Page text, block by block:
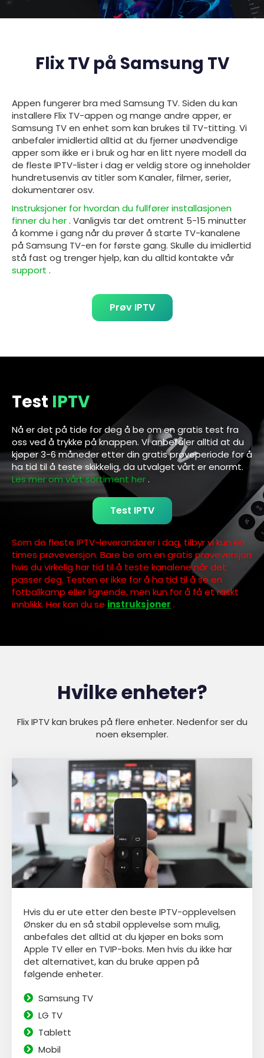
Flix TV på Samsung TV
Appen fungerer bra med Samsung TV. Siden du kan
installere Flix TV-appen og mange andre apper, er
Samsung TV en enhet som kan brukes til TV-titting. Vi
anbefaler imidlertid alltid at du fjerner unødvendige
apper som ikke er i bruk og har en litt nyere modell da
de fleste IPTV-lister i dag er veldig store og inneholder
hundretusenvis av titler som Kanaler, filmer, serier,
dokumentarer osv.
Instruksjoner for hvordan du fullfører installasjonen
finner du her. Vanligvis tar det omtrent 5-15 minutter
å komme i gang når du prøver å starte TV-kanalene
på Samsung TV-en for første gang. Skulle du imidlertid
stå fast og trenger hjelp, kan du alltid kontakte vår
support .
Prøv IPTV
Test IPTV
Nå er det på tide for deg å be om en gratis test fra
oss ved å trykke på knappen. Vi anbefaler alltid at du
kjøper 3-6 måneder etter din gratis prøveperiode for å
ha tid til å teste skikkelig, da utvalget vårt er enormt.
Les mer om vårt sortiment her.
Test IPTV
Som de fleste IPTV-leverandører i dag, tilbyr vi kun én
times prøveversjon. Bare be om en gratis prøveversjon
hvis du virkelig har tid til å teste kanalene når det
passer deg. Testen er ikke for å ha tid til å se en
fotballkamp eller lignende, men kun for å få et raskt
innblikk. Her kan du se instruksjoner .
Hvilke enheter?
Flix IPTV kan brukes på flere enheter. Nedenfor ser du
noen eksempler.
Hvis du er ute etter den beste IPTV-opplevelsen
Ønsker du en så stabil opplevelse som mulig,
anbefales det alltid at du kjøper en boks som
Apple TV eller en TVIP-boks. Men hvis du ikke har
det alternativet, kan du bruke appen på
følgende enheter.
Samsung TV
LG TV
Tablett
Mobil